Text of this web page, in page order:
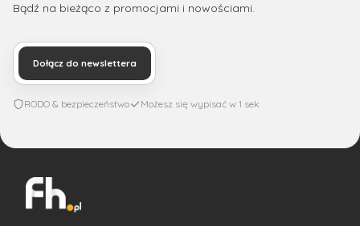
Bądź na bieżąco z promocjami i nowościami.
Dołącz do newslettera
RODO & bezpieczeństwo Możesz się wypisać w 1 sek